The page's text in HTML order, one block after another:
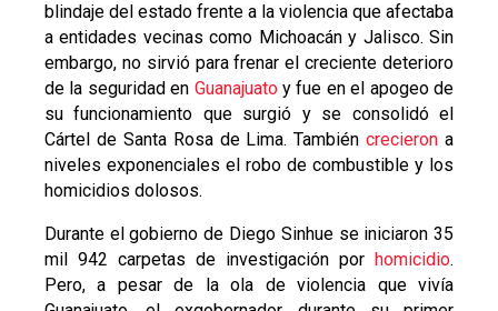
blindaje del estado frente a la violencia que afectaba
a entidades vecinas como Michoacán y Jalisco. Sin
embargo, no sirvió para frenar el creciente deterioro
de la seguridad en Guanajuatoy fue en el apogeo de
su funcionamiento que surgió y se consolidó el
Cártel de Santa Rosa de Lima. Tambiéncrecieron a
niveles exponenciales el robo de combustible y los
homicidios dolosos.
Durante el gobierno de Diego Sinhue se iniciaron 35
mil 942 carpetas de investigación por homicidio.
Pero, a pesar de la ola de violencia que vivía